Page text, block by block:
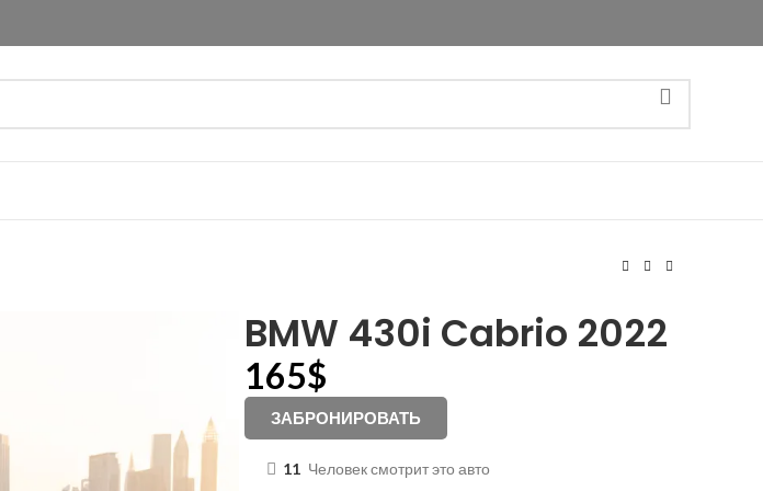
BMW 430i Cabrio 2022
165$
ЗАБРОНИРОВАТЬ
11 Человек смотрит это авто